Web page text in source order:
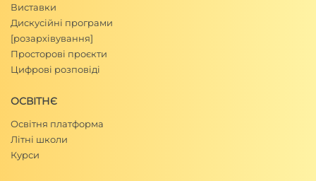
Виставки
Дискусійні програми
[розархівування]
Просторові проєкти
Цифрові розповіді
ОСВІТНЄ
Освітня платформа
Літні школи
Курси